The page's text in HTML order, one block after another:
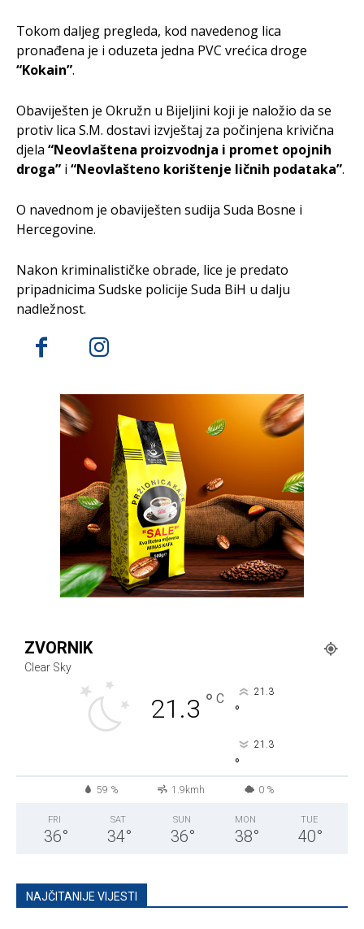
Tokom daljeg pregleda, kod navedenog lica
pronađena je i oduzeta jedna PVC vrećica droge
“Kokain”.
Obaviješten je Okružn u Bijeljini koji je naložio da se
protiv lica S.M. dostavi izvještaj za počinjena krivična
djela “Neovlaštena proizvodnja i promet opojnih
droga” i “Neovlašteno korištenje ličnih podataka”.
O navednom je obaviješten sudija Suda Bosne i
Hercegovine.
Nakon kriminalističke obrade, lice je predato
pripadnicima Sudske policije Suda BiH u dalju
nadležnost.
ZVORNIK
Clear Sky
21.3 ° C 21.3
°
21.3
°
59 % 1.9kmh 0 %
FRI
36°
SAT
34°
SUN
36°
MON
38°
TUE
40°
NAJČITANIJE VIJESTI